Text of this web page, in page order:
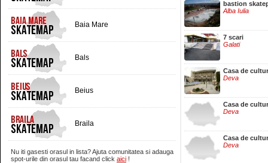
Baia Mare
Bals
Beius
Braila
Brasov
Nu iti gasesti orasul in lista? Ajuta comunitatea si adauga
spot-urile din orasul tau facand click aici !
bastion
Alba Iulia
7 scari
Galati
Casa de
Deva
Casa de
Deva
Casa de
Deva